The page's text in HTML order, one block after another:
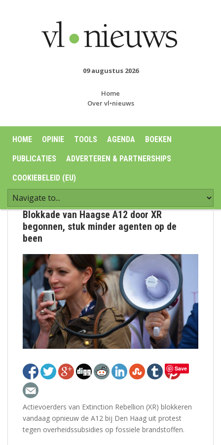
09 augustus 2026
Home
Over vl•nieuws
HOME OPINIE TOOLS AGENDA BOEKEN
PUBLICATIES ADVERTEREN & PARTNERSHIPS
COOKIEBELEID (EU)
Blokkade van Haagse A12 door XR
begonnen, stuk minder agenten op de
been
Save
Actievoerders van Extinction Rebellion (XR) blokkeren
vandaag opnieuw de A12 bij Den Haag uit protest
tegen overheidssubsidies op fossiele brandstoffen.